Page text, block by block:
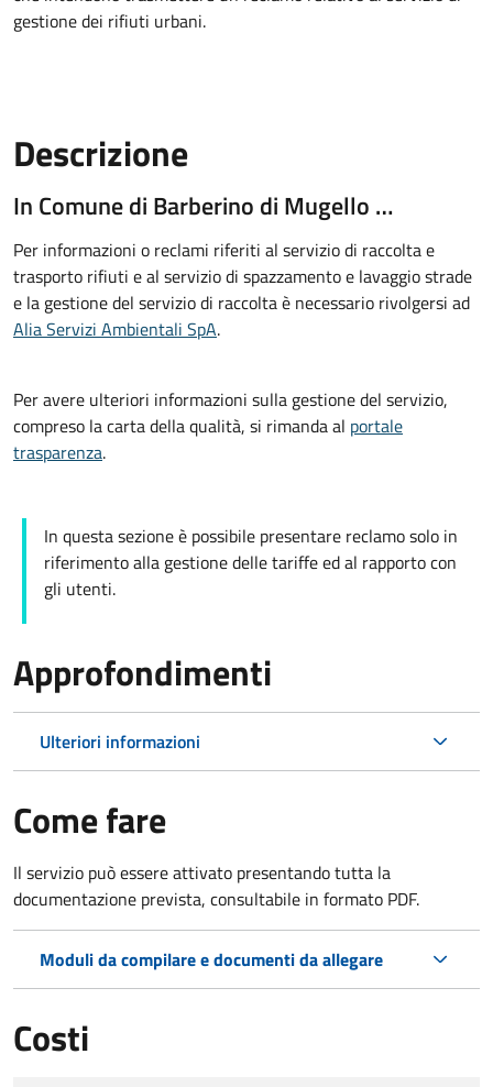
gestione dei rifiuti urbani.
Descrizione
In Comune di Barberino di Mugello …
Per informazioni o reclami riferiti al servizio di raccolta e
trasporto rifiuti e al servizio di spazzamento e lavaggio strade
e la gestione del servizio di raccolta è necessario rivolgersi ad
Alia Servizi Ambientali SpA.
Per avere ulteriori informazioni sulla gestione del servizio,
compreso la carta della qualità, si rimanda al portale
trasparenza.
In questa sezione è possibile presentare reclamo solo in
riferimento alla gestione delle tariffe ed al rapporto con
gli utenti.
Approfondimenti
Ulteriori informazioni
Come fare
Il servizio può essere attivato presentando tutta la
documentazione prevista, consultabile in formato PDF.
Moduli da compilare e documenti da allegare
Costi